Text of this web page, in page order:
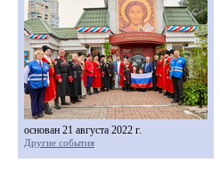
основан 21 августа 2022 г.
Другие события